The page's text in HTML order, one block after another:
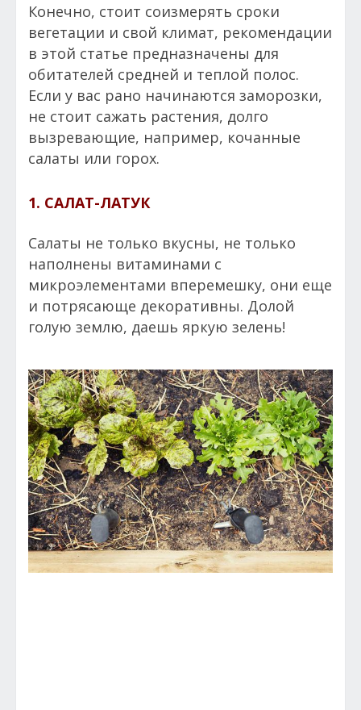
Конечно, стоит соизмерять сроки
вегетации и свой климат, рекомендации
в этой статье предназначены для
обитателей средней и теплой полос.
Если у вас рано начинаются заморозки,
не стоит сажать растения, долго
вызревающие, например, кочанные
салаты или горох.
1. САЛАТ-ЛАТУК
Салаты не только вкусны, не только
наполнены витаминами с
микроэлементами вперемешку, они еще
и потрясающе декоративны. Долой
голую землю, даешь яркую зелень!